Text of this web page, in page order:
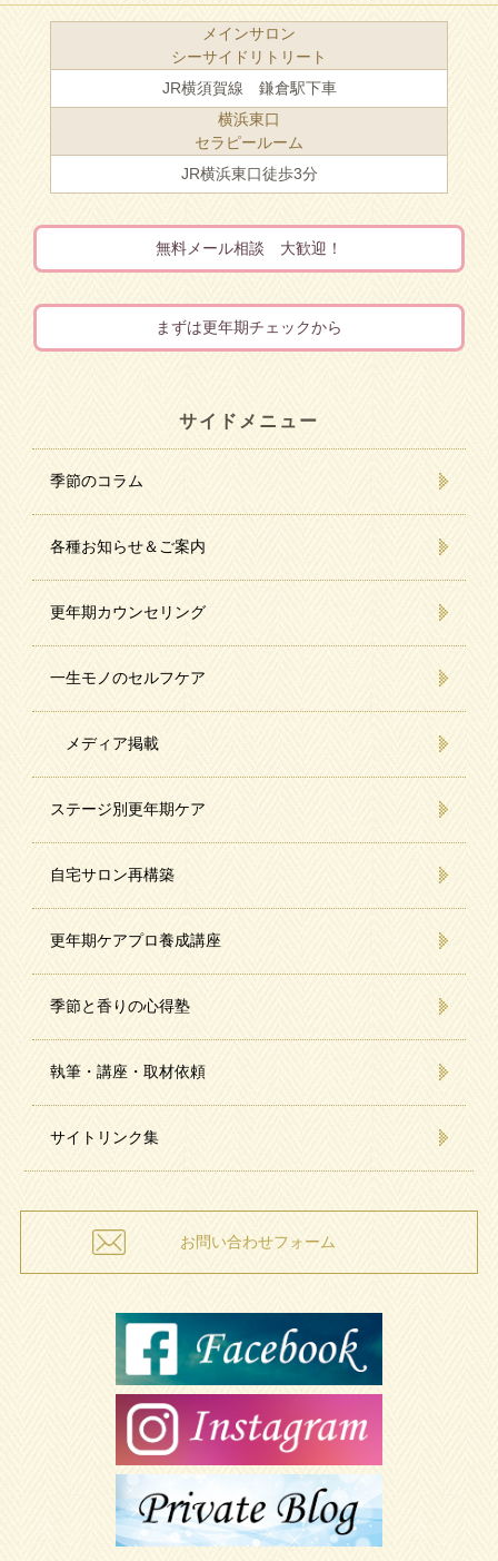
メインサロン
シーサイドリトリート
JR横須賀線 鎌倉駅下車
横浜東口
セラピールーム
JR横浜東口徒歩3分
無料メール相談 大歓迎！
まずは更年期チェックから
サイドメニュー
季節のコラム
各種お知らせ＆ご案内
更年期カウンセリング
一生モノのセルフケア
メディア掲載
ステージ別更年期ケア
自宅サロン再構築
更年期ケアプロ養成講座
季節と香りの心得塾
執筆・講座・取材依頼
サイトリンク集
お問い合わせフォーム